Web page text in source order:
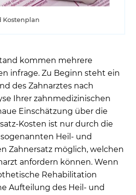
im Ausland - Worauf müssen
Preis für Allergiker
Kostenplan
kommen mehrere
infrage. Zu Beginn steht ein
des Zahnarztes nach
Ihrer zahnmedizinischen
Einschätzung über die
Kosten ist nur durch die
Heil- und
Zahnersatz möglich, welchen
anfordern können. Wenn
Rehabilitation
Aufteilung des Heil- und